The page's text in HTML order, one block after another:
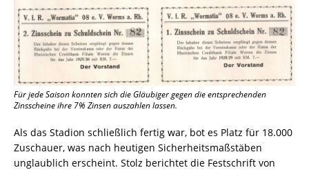
Für jede Saison konnten sich die Gläubiger gegen die entsprechenden
Zinsscheine ihre 7% Zinsen auszahlen lassen.
Als das Stadion schließlich fertig war, bot es Platz für 18.000
Zuschauer, was nach heutigen Sicherheitsmaßstäben
unglaublich erscheint. Stolz berichtet die Festschrift von